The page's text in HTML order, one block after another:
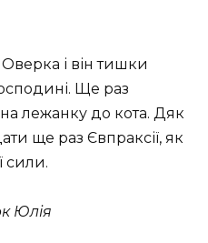
і він тишки
Ще раз
лежанку до кота. Дяк
ще раз Євпраксії, як
сили.
Юлія